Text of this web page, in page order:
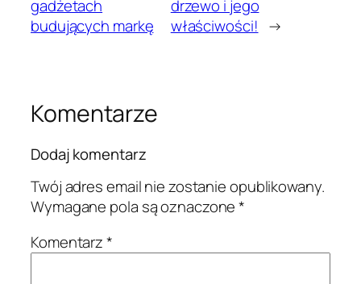
gadżetach
budujących markę
drzewo i jego
właściwości! →
Komentarze
Dodaj komentarz
Twój adres email nie zostanie opublikowany.
Wymagane pola są oznaczone*
Komentarz*